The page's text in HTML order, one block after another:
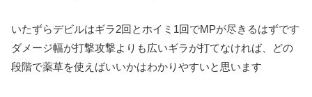
いたずらデビルはギラ2回とホイミ1回でMPが尽きるはずです
ダメージ幅が打撃攻撃よりも広いギラが打てなければ、どの
段階で薬草を使えばいいかはわかりやすいと思います